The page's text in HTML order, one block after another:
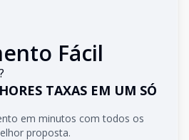
Fácil
TAXAS EM UM SÓ
em minutos com todos os
proposta.